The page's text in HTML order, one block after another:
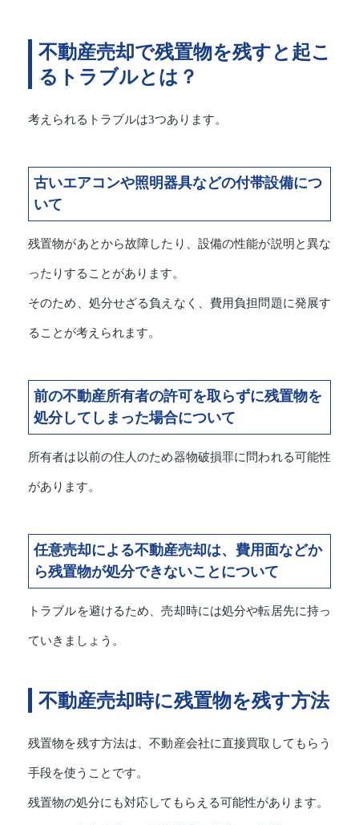
不動産売却で残置物を残すと起こ
るトラブルとは？
考えられるトラブルは3つあります。
古いエアコンや照明器具などの付帯設備につ
いて
残置物があとから故障したり、設備の性能が説明と異な
ったりすることがあります。
そのため、処分せざる負えなく、費用負担問題に発展す
ることが考えられます。
前の不動産所有者の許可を取らずに残置物を
処分してしまった場合について
所有者は以前の住人のため器物破損罪に問われる可能性
があります。
任意売却による不動産売却は、費用面などか
ら残置物が処分できないことについて
トラブルを避けるため、売却時には処分や転居先に持っ
ていきましょう。
不動産売却時に残置物を残す方法
残置物を残す方法は、不動産会社に直接買取してもらう
手段を使うことです。
残置物の処分にも対応してもらえる可能性があります。